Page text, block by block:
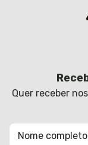
Quer receber